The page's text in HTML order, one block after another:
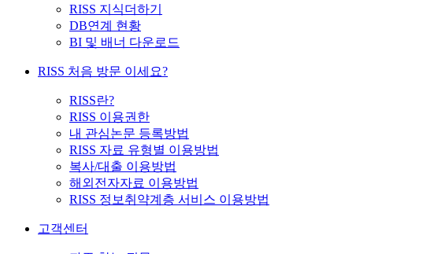
RISS 지식더하기
DB연계 현황
BI 및 배너 다운로드
RISS 처음 방문 이세요?
RISS란?
RISS 이용권한
내 관심논문 등록방법
RISS 자료 유형별 이용방법
복사/대출 이용방법
해외전자자료 이용방법
RISS 정보취약계층 서비스 이용방법
고객센터